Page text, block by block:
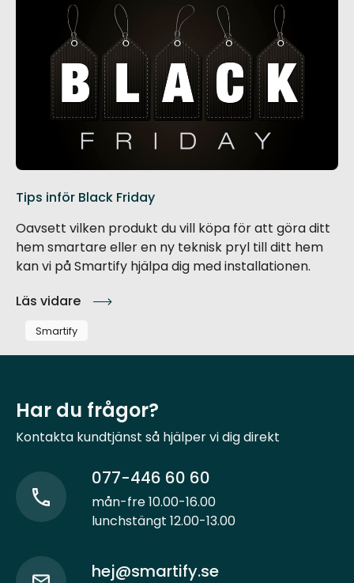
Tips inför Black Friday
Oavsett vilken produkt du vill köpa för att göra ditt
hem smartare eller en ny teknisk pryl till ditt hem
kan vi på Smartify hjälpa dig med installationen.
Läs vidare
Smartify
Har du frågor?
Kontakta kundtjänst så hjälper vi dig direkt
077-446 60 60
mån-fre 10.00-16.00
lunchstängt 12.00-13.00
hej@smartify.se